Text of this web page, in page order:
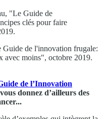
"Le Guide de
clés pour faire
de l'innovation frugale:
avec moins", octobre 2019.
de l’Innovation
donnez d’ailleurs des